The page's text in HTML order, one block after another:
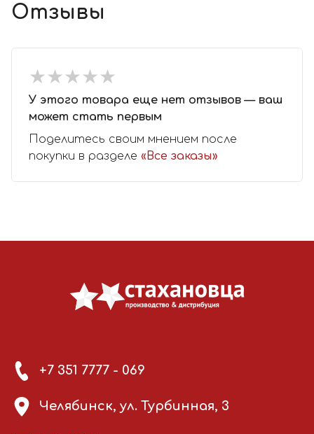
Отзывы
★★★★★
★★★★★
У этого товара еще нет отзывов — ваш
может стать первым
Поделитесь своим мнением после
покупки в разделе «Все заказы»
+7 351 7777 - 069
Челябинск, ул. Турбинная, 3